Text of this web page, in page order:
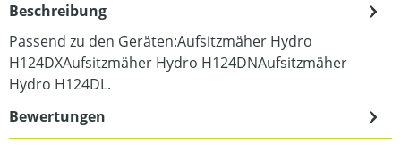
Beschreibung
Passend zu den Geräten:Aufsitzmäher Hydro
H124DXAufsitzmäher Hydro H124DNAufsitzmäher
Hydro H124DL.
Bewertungen